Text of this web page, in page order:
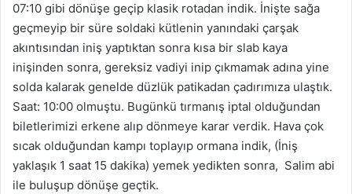
07:10 gibi dönüşe geçip klasik rotadan indik. İnişte sağa
geçmeyip bir süre soldaki kütlenin yanındaki çarşak
akıntısından iniş yaptıktan sonra kısa bir slab kaya
inişinden sonra, gereksiz vadiyi inip çıkmamak adına yine
solda kalarak genelde düzlük patikadan çadırımıza ulaştık.
Saat: 10:00 olmuştu. Bugünkü tırmanış iptal olduğundan
biletlerimizi erkene alıp dönmeye karar verdik. Hava çok
sıcak olduğundan kampı toplayıp ormana indik, (İniş
yaklaşık 1 saat 15 dakika) yemek yedikten sonra, Salim abi
ile buluşup dönüşe geçtik.